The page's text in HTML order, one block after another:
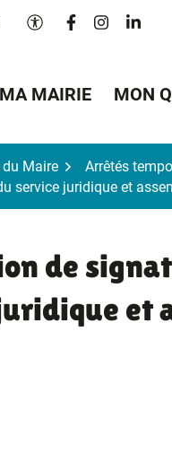
Paramètres
Lien vers le
Lien vers
Lien
MA MAIRIE MON
du Maire
Arrêtés
service juridique et
de
et